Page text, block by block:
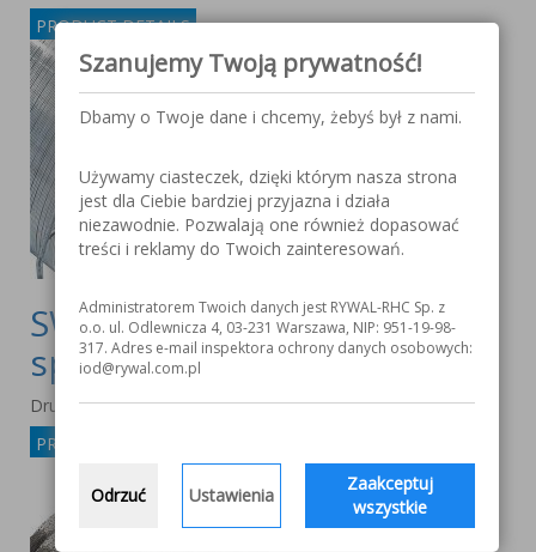
PRODUCT DETAILS
SW-309 LNS CORED - drut
spawalniczy rdzeniowy
Druty rdzeniowe do spawania stali wysokostopowych
PRODUCT DETAILS
Szanujemy Twoją prywatność!
Dbamy o Twoje dane i chcemy, żebyś był z nami.
Używamy ciasteczek, dzięki którym nasza strona
jest dla Ciebie bardziej przyjazna i działa
niezawodnie. Pozwalają one również dopasować
treści i reklamy do Twoich zainteresowań.
Administratorem Twoich danych jest RYWAL-RHC Sp. z
o.o. ul. Odlewnicza 4, 03-231 Warszawa, NIP: 951-19-98-
317. Adres e-mail inspektora ochrony danych osobowych:
iod@rywal.com.pl
Odrzuć Ustawienia
Zaakceptuj
wszystkie